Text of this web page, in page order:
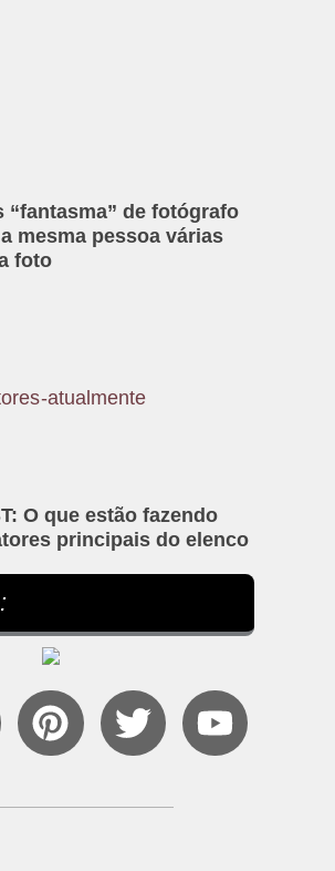
“fantasma” de fotógrafo
mesma pessoa várias
foto
O que estão fazendo
principais do elenco